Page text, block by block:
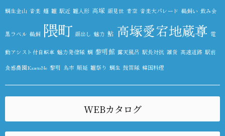
鯛生金山 音楽 麺 雛 駅近 雛人形 高塚 顔見世 青空 音楽大パレード 鵜飼い 飲み会
黒ラベル 鵜飼 隈町 顔出し 魅力 鮎 高塚愛宕地蔵尊 電
動アシスト付自転車 魅力発信隊 鯛 黎明館 露天風呂 駅長対抗 雑貨 高速道路 駅前
食感農園KazetoNe 黎明 鳥市 順延 雛祭り 鯛生 鼓笛隊 韓国料理
WEBカタログ